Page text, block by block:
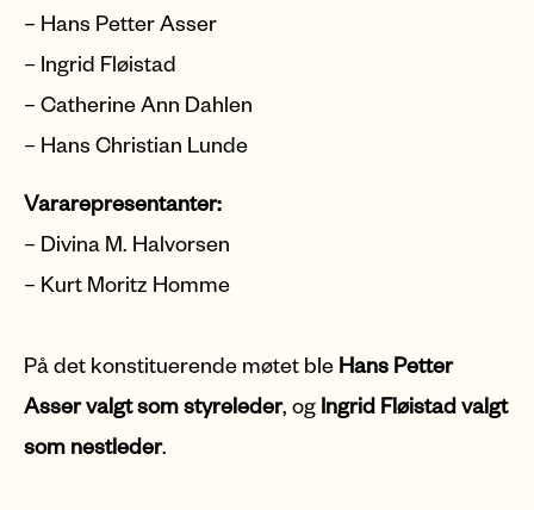
– Hans Petter Asser
– Ingrid Fløistad
– Catherine Ann Dahlen
– Hans Christian Lunde
Vararepresentanter:
– Divina M. Halvorsen
– Kurt Moritz Homme
På det konstituerende møtet ble Hans Petter
Asser valgt som styreleder, og Ingrid Fløistad valgt
som nestleder.